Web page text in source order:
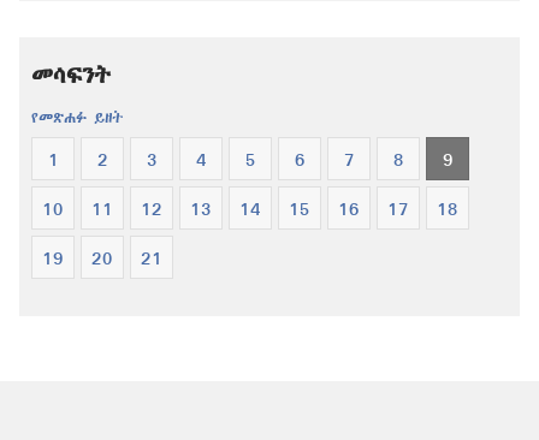
መሳፍንት
የመጽሐፉ ይዘት
1 2 3 4 5 6 7 8 9
10 11 12 13 14 15 16 17 18
19 20 21